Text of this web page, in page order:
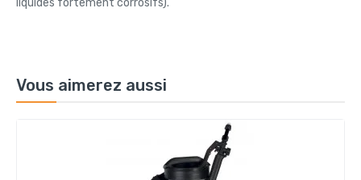
liquides fortement corrosifs).
Vous aimerez aussi